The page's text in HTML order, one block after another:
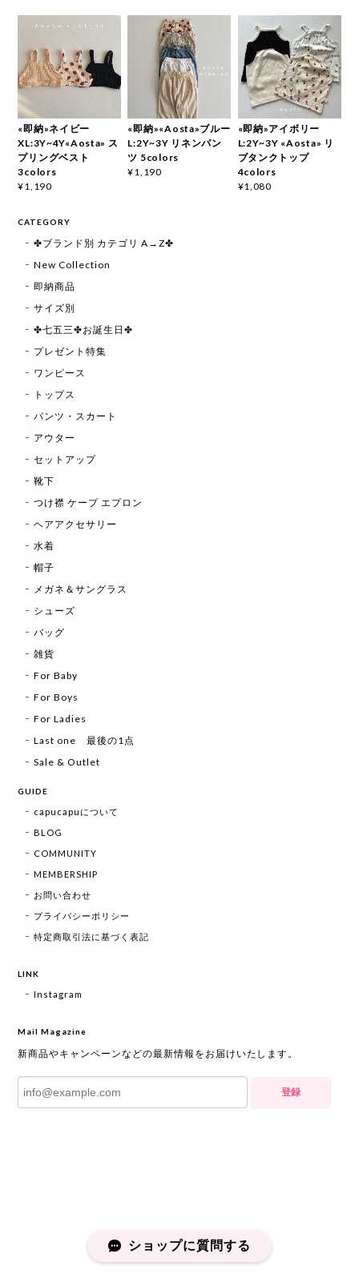
«即納»ネイビー
XL:3Y~4Y«Aosta» ス
プリングベスト
3colors
¥1,190
«即納»«Aosta»ブルー
L:2Y~3Y リネンパン
ツ 5colors
¥1,190
«即納»アイボリー
L:2Y~3Y «Aosta» リ
ブタンクトップ
4colors
¥1,080
CATEGORY
✤ブランド別 カテゴリ A→Z✤
New Collection
即納商品
サイズ別
✤七五三✤お誕生日✤
プレゼント特集
ワンピース
トップス
パンツ・スカート
アウター
セットアップ
靴下
つけ襟 ケープ エプロン
ヘアアクセサリー
水着
帽子
メガネ＆サングラス
シューズ
バッグ
雑貨
For Baby
For Boys
For Ladies
Last one 最後の1点
Sale & Outlet
GUIDE
capucapuについて
BLOG
COMMUNITY
MEMBERSHIP
お問い合わせ
プライバシーポリシー
特定商取引法に基づく表記
LINK
Instagram
Mail Magazine
新商品やキャンペーンなどの最新情報をお届けいたします。
登録
ショップに質問する